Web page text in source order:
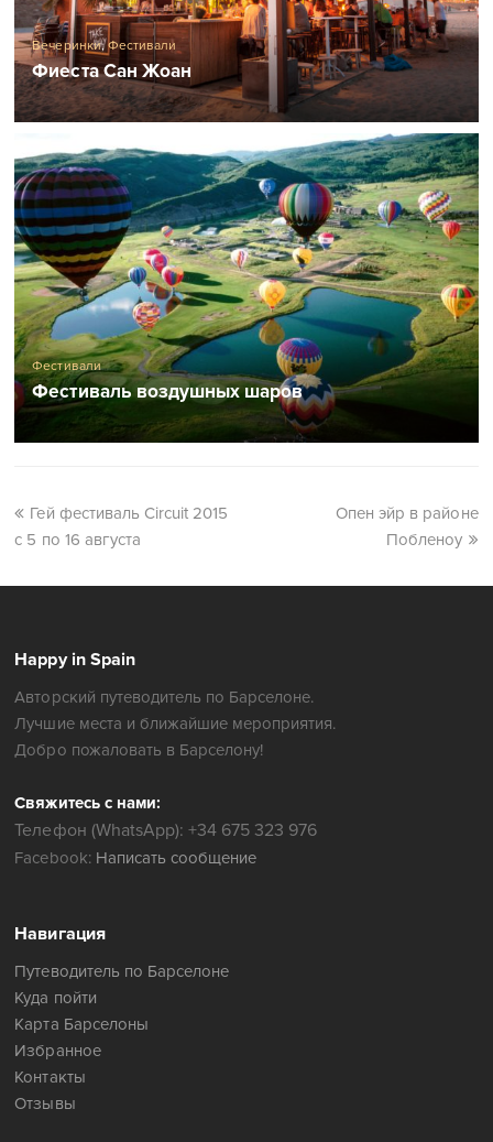
Вечеринки,Фестивали
Фиеста Сан Жоан
Фестивали
Фестиваль воздушных шаров
Гей фестиваль Circuit 2015
с 5 по 16 августа
Опен эйр в районе
Побленоу
Happy in Spain
Авторский путеводитель по Барселоне.
Лучшие места и ближайшие мероприятия.
Добро пожаловать в Барселону!
Свяжитесь с нами:
Телефон (WhatsApp): +34 675 323 976
Facebook: Написать сообщение
Навигация
Путеводитель по Барселоне
Куда пойти
Карта Барселоны
Избранное
Контакты
Отзывы